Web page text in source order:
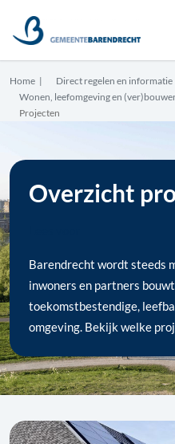
Home
Direct regelen en informatie
Wonen, leefomgeving en
Projecten
Overzicht
Barendrecht wordt steeds
inwoners en partners
toekomstbestendige,
omgeving. Bekijk welke